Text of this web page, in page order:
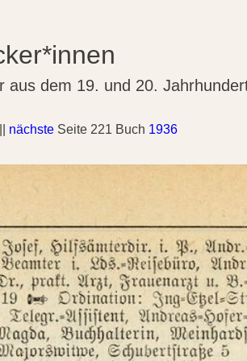
aus dem 19. und 20.
nächste Seite 221 Buch 1936